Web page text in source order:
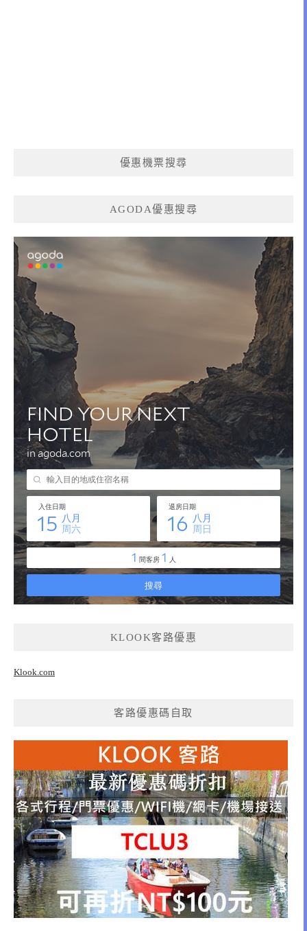
優惠機票搜尋
AGODA優惠搜尋
KLOOK客路優惠
Klook.com
客路優惠碼自取